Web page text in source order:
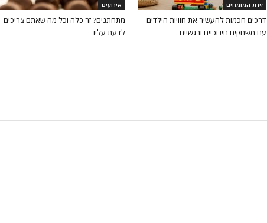
זירת המומחים
דרכים חכמות להעשיר את חוויות הילדים
עם משחקים חינוכיים ורגשיים
אירועים
מתחתנים? זר כלה וכל מה שאתם צריכים
לדעת עליו